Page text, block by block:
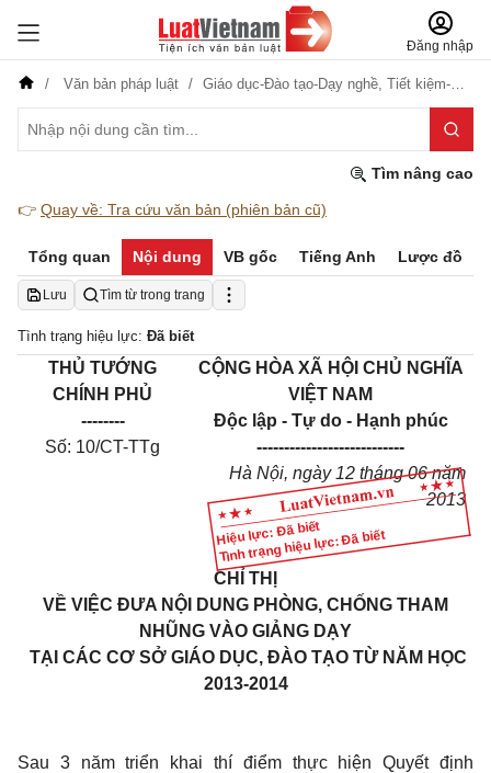
Đăng nhập
Văn bản pháp luật Giáo dục-Đào tạo-Dạy nghề, Tiết kiệm-Phòng, chống tham nhũng, lãng phí
Tìm nâng cao
👉 Quay về: Tra cứu văn bản (phiên bản cũ)
Tổng quan Nội dung VB gốc Tiếng Anh Lược đồ
Lưu Tìm từ trong trang
Tình trạng hiệu lực: Đã biết
Hiệu lực: Đã biết
Tình trạng hiệu lực: Đã biết
THỦ TƯỚNG
CHÍNH PHỦ
--------
Số: 10/CT-TTg
CỘNG HÒA XÃ HỘI CHỦ NGHĨA
VIỆT NAM
Độc lập - Tự do - Hạnh phúc
---------------------------
Hà Nội, ngày 12tháng 06năm
2013
CHỈ THỊ
VỀ VIỆC ĐƯA NỘI DUNG PHÒNG, CHỐNG THAM
NHŨNG VÀO GIẢNG DẠY
TẠI CÁC CƠ SỞ GIÁO DỤC, ĐÀO TẠO TỪ NĂM HỌC
2013-2014
Sau 3 năm triển khai thí điểm thực hiện Quyết định